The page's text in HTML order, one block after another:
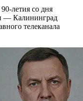
летия со дня
— Калининград
телеканала